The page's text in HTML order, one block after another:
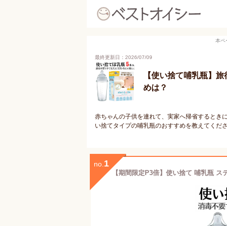
本ペ
最終更新日：2026/07/09
【使い捨て哺乳瓶】
めは？
赤ちゃんの子供を連れて、実家へ帰省するとき
い捨てタイプの哺乳瓶のおすすめを教えてくださ
no. 1